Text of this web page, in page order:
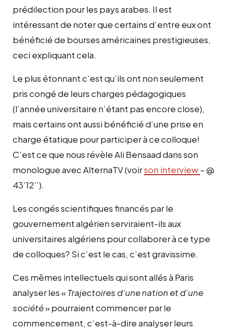
prédilection pour les pays arabes. Il est
intéressant de noter que certains d’entre eux ont
bénéficié de bourses américaines prestigieuses,
ceci expliquant cela.
Le plus étonnant c’est qu’ils ont non seulement
pris congé de leurs charges pédagogiques
(l’année universitaire n’étant pas encore close),
mais certains ont aussi bénéficié d’une prise en
charge étatique pour participer à ce colloque!
C’est ce que nous révèle Ali Bensaad dans son
monologue avec AlternaTV (voirson interview– @
43’12’’).
Les congés scientifiques financés par le
gouvernement algérien serviraient-ils aux
universitaires algériens pour collaborer à ce type
de colloques? Si c’est le cas, c’est gravissime.
Ces mêmes intellectuels qui sont allés à Paris
analyser les «Trajectoires d’une nation et d’une
société» pourraient commencer par le
commencement, c’est-à-dire analyser leurs